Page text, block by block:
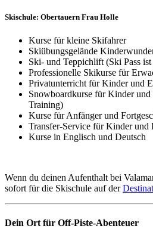
Skischule: Obertauern Frau Holle
Kurse für kleine Skifahrer
Skiübungsgelände
Ski- und Teppichlift (Ski Pass
Professionelle Skikurse für
Privatunterricht für Kinder und
Snowboardkurse für Kinder
Training)
Kurse für Anfänger und
Transfer-Service für Kinder und
Kurse in Englisch und Deutsch
Wenn du deinen Aufenthalt bei
sofort für die Skischule auf der
Dein Ort für Off-Piste-Abenteuer